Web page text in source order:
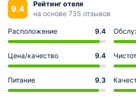
9.4
Рейтинг отеля
на основе 735 отзывов
Расположение 9.4
Цена/качество 9.4
Питание 9.3